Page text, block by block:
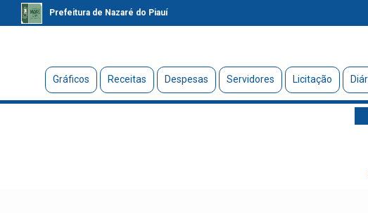
Prefeitura de Nazaré do Piauí
Gráficos Receitas Despesas Servidores Licitação